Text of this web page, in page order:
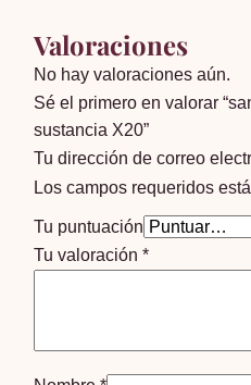
Valoraciones
No hay valoraciones aún.
Sé el primero en valorar
sustancia X20”
Tu dirección de correo
Los campos requeridos
Tu puntuación
Tu valoración*